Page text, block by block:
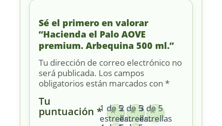
Sé el primero en valorar
“Hacienda el Palo AOVE
premium. Arbequina 500 ml.”
Tu dirección de correo electrónico no
será publicada. Los campos
obligatorios están marcados con *
Tu
puntuación *1 de 5
estrellas
2 de 5
estrellas
3 de 5
estrellas